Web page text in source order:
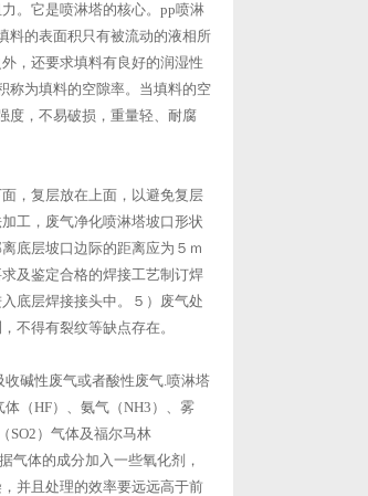
。它是喷淋塔的核心。pp喷淋
料的表面积只有被流动的液相所
，还要求填料有良好的润湿性
称为填料的空隙率。当填料的空
度，不易破损，重量轻、耐腐
，复层放在上面，以避免复层
工，废气净化喷淋塔坡口形状
底层坡口边际的距离应为５ｍ
及鉴定合格的焊接工艺制订焊
底层焊接接头中。５）废气处
不得有裂纹等缺点存在。
碱性废气或者酸性废气.喷淋塔
（HF）、氨气（NH3）、雾
SO2）气体及福尔马林
气体的成分加入一些氧化剂，
并且处理的效率要远远高于前